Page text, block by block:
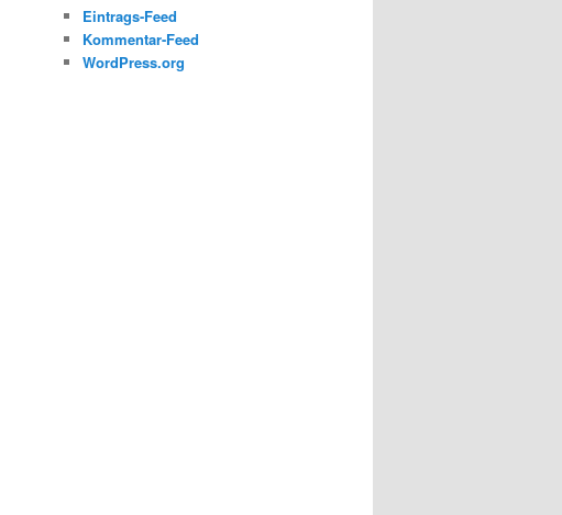
Eintrags-Feed
Kommentar-Feed
WordPress.org